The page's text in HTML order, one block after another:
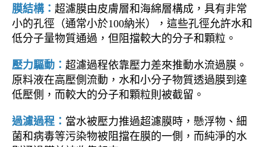
膜結構： 超濾膜由皮膚層和海綿層構成，具有非常
小的孔徑（通常小於100納米），這些孔徑允許水和
低分子量物質通過，但阻擋較大的分子和顆粒。
壓力驅動： 超濾過程依靠壓力差來推動水流過膜。
原料液在高壓側流動，水和小分子物質透過膜到達
低壓側，而較大的分子和顆粒則被截留。
過濾過程： 當水被壓力推過超濾膜時，懸浮物、細
菌和病毒等污染物被阻擋在膜的一側，而純淨的水